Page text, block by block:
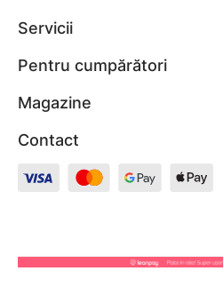
Servicii
Pentru cumpărători
Magazine
Contact